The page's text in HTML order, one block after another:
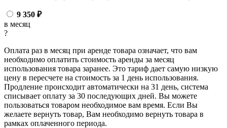
9 350 ₽
в месяц
?
Оплата раз в месяц при аренде товара означает, что вам
необходимо оплатить стоимость аренды за месяц
использования товара заранее. Это тариф дает самую низкую
цену в пересчете на стоимость за 1 день использования.
Продление происходит автоматически на 31 день, система
списывает оплату за 30 последующих дней. Вы можете
пользоваться товаром необходимое вам время. Если Вы
желаете вернуть товар, Вам необходимо вернуть товара в
рамках оплаченного периода.